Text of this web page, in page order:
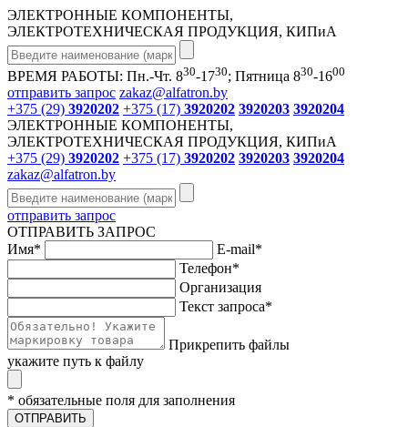
ЭЛЕКТРОННЫЕ КОМПОНЕНТЫ,
ЭЛЕКТРОТЕХНИЧЕСКАЯ ПРОДУКЦИЯ, КИПиА
ВРЕМЯ РАБОТЫ: Пн.-Чт. 830-1730; Пятница 830-1600
отправить запрос zakaz@alfatron.by
+375 (29) 3920202 +375 (17) 3920202 3920203 3920204
ЭЛЕКТРОННЫЕ КОМПОНЕНТЫ,
ЭЛЕКТРОТЕХНИЧЕСКАЯ ПРОДУКЦИЯ, КИПиА
+375 (29) 3920202 +375 (17) 3920202 3920203 3920204
zakaz@alfatron.by
отправить запрос
ОТПРАВИТЬ ЗАПРОС
Имя* E-mail*
Телефон*
Организация
Текст запроса*
Прикрепить файлы
укажите путь к файлу
* обязательные поля для заполнения
ОТПРАВИТЬ